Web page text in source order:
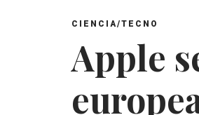
CIENCIA/TECNO
Apple